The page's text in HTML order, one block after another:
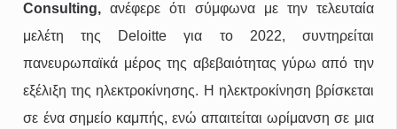
Consulting,ανέφερε ότι σύμφωνα με την τελευταία
μελέτη της Deloitte για το 2022, συντηρείται
πανευρωπαϊκά μέρος της αβεβαιότητας γύρω από την
εξέλιξη της ηλεκτροκίνησης. Η ηλεκτροκίνηση βρίσκεται
σε ένα σημείο καμπής, ενώ απαιτείται ωρίμανση σε μια